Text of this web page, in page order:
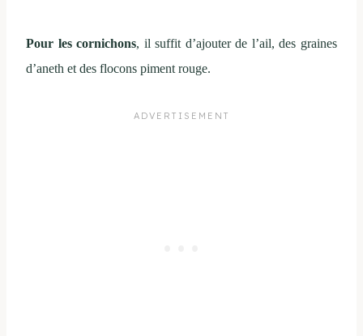
Pour les cornichons, il suffit d’ajouter de l’ail, des graines
d’aneth et des flocons piment rouge.